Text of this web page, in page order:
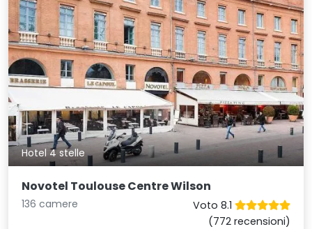
Hotel 4 stelle
Novotel Toulouse Centre Wilson
136 camere
Voto 8.1
(772 recensioni)